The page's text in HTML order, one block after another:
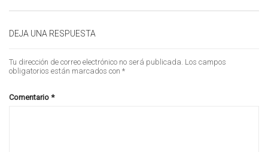
DEJA UNA RESPUESTA
Tu dirección de correo electrónico no será publicada. Los campos
obligatorios están marcados con *
Comentario *